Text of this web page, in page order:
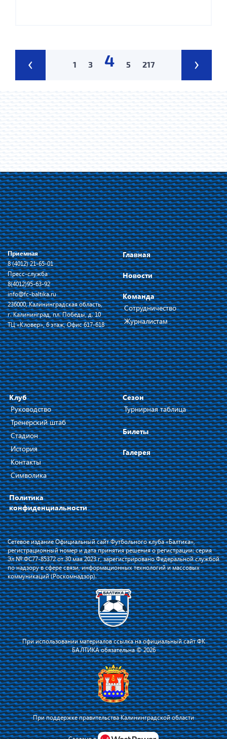
‹ 1 3 4 5 217 ›
Я соглашаюсь с тем, что владелец сайта использует файлы cookie для
повышения удобства работы на сайте и сервис Яндекс.Метрика. Оставаясь
Приемная
8 (4012) 21-65-01
Пресс-служба
8(4012)95-63-92
info@fc-baltika.ru
236000, Калининградская область,
г. Калининград, пл. Победы, д. 10
ТЦ «Кловер», 6 этаж, Офис 617-618
Главная
Новости
Команда
Сотрудничество
Журналистам
Клуб
Руководство
Тренерский штаб
Стадион
История
Контакты
Символика
Политика
конфиденциальности
Сезон
Турнирная таблица
Билеты
Галерея
Сетевое издание Официальный сайт Футбольного клуба «Балтика»,
регистрационный номер и дата принятия решения о регистрации: серия
Эл № ФС77-85372 от 30 мая 2023 г, зарегистрировано Федеральной службой
по надзору в сфере связи, информационных технологий и массовых
коммуникаций (Роскомнадзор).
При использовании материалов ссылка на официальный сайт ФК
БАЛТИКА обязательна © 2026
При поддержке правительства Калининградской области